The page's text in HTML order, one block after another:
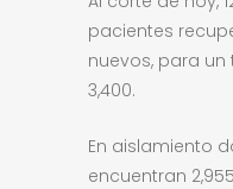
pacientes
nuevos, para
3,400.
En aislamiento
encuentran